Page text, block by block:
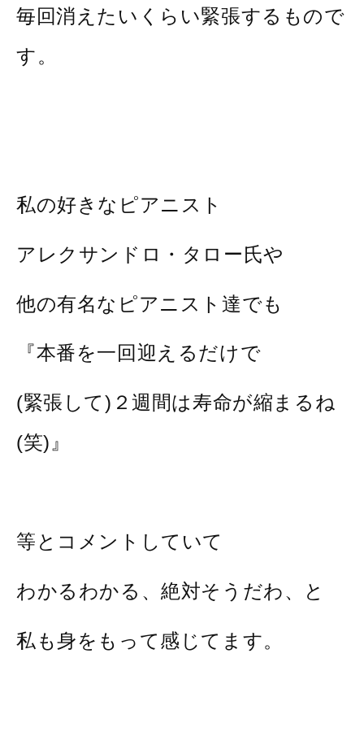
毎回消えたいくらい緊張するもので
す。
私の好きなピアニスト
アレクサンドロ・タロー氏や
他の有名なピアニスト達でも
『本番を一回迎えるだけで
(緊張して)２週間は寿命が縮まるね
(笑)』
等とコメントしていて
わかるわかる、絶対そうだわ、と
私も身をもって感じてます。